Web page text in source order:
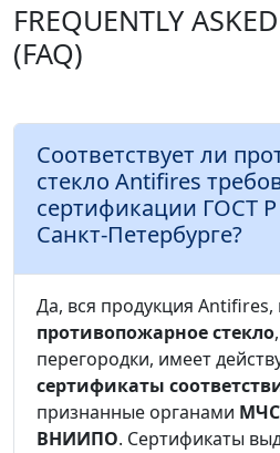
FREQUENTLY
(FAQ)
Соответствует ли
стекло Antifires
сертификации ГОСТ
Санкт-Петербурге?
Да, вся продукция Antifires,
противопожарное стекло
перегородки, имеет
сертификаты
признанные органами МЧС
ВНИИПО. Сертификаты